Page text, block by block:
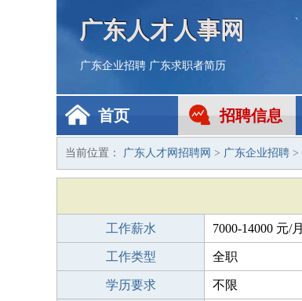
广东人才人事网
广东企业招聘 广东求职者简历
首页 招聘信息
当前位置： 广东人才网招聘网 > 广东企业招聘 >
工作薪水 7000-14000 元/月
工作类型 全职
学历要求 不限